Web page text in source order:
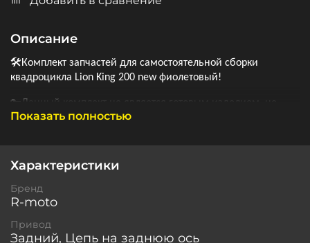
Описание
🛠️Комплект запчастей для самостоятельной сборки
квадроцикла Lion King 200 new фиолетовый!
🔑
Данный комплект не является готовым изделием, не
является готовым ТС, сборка производится покупателем
квадроцикл является демонстрационным образцом,
показывающим, что может быть собрано из данного
комплекта запчастей. Внешний вид и комплектность могут
Показать полностью
Характеристики
Бренд
R-moto
Привод
Задний, Цепь на заднюю ось